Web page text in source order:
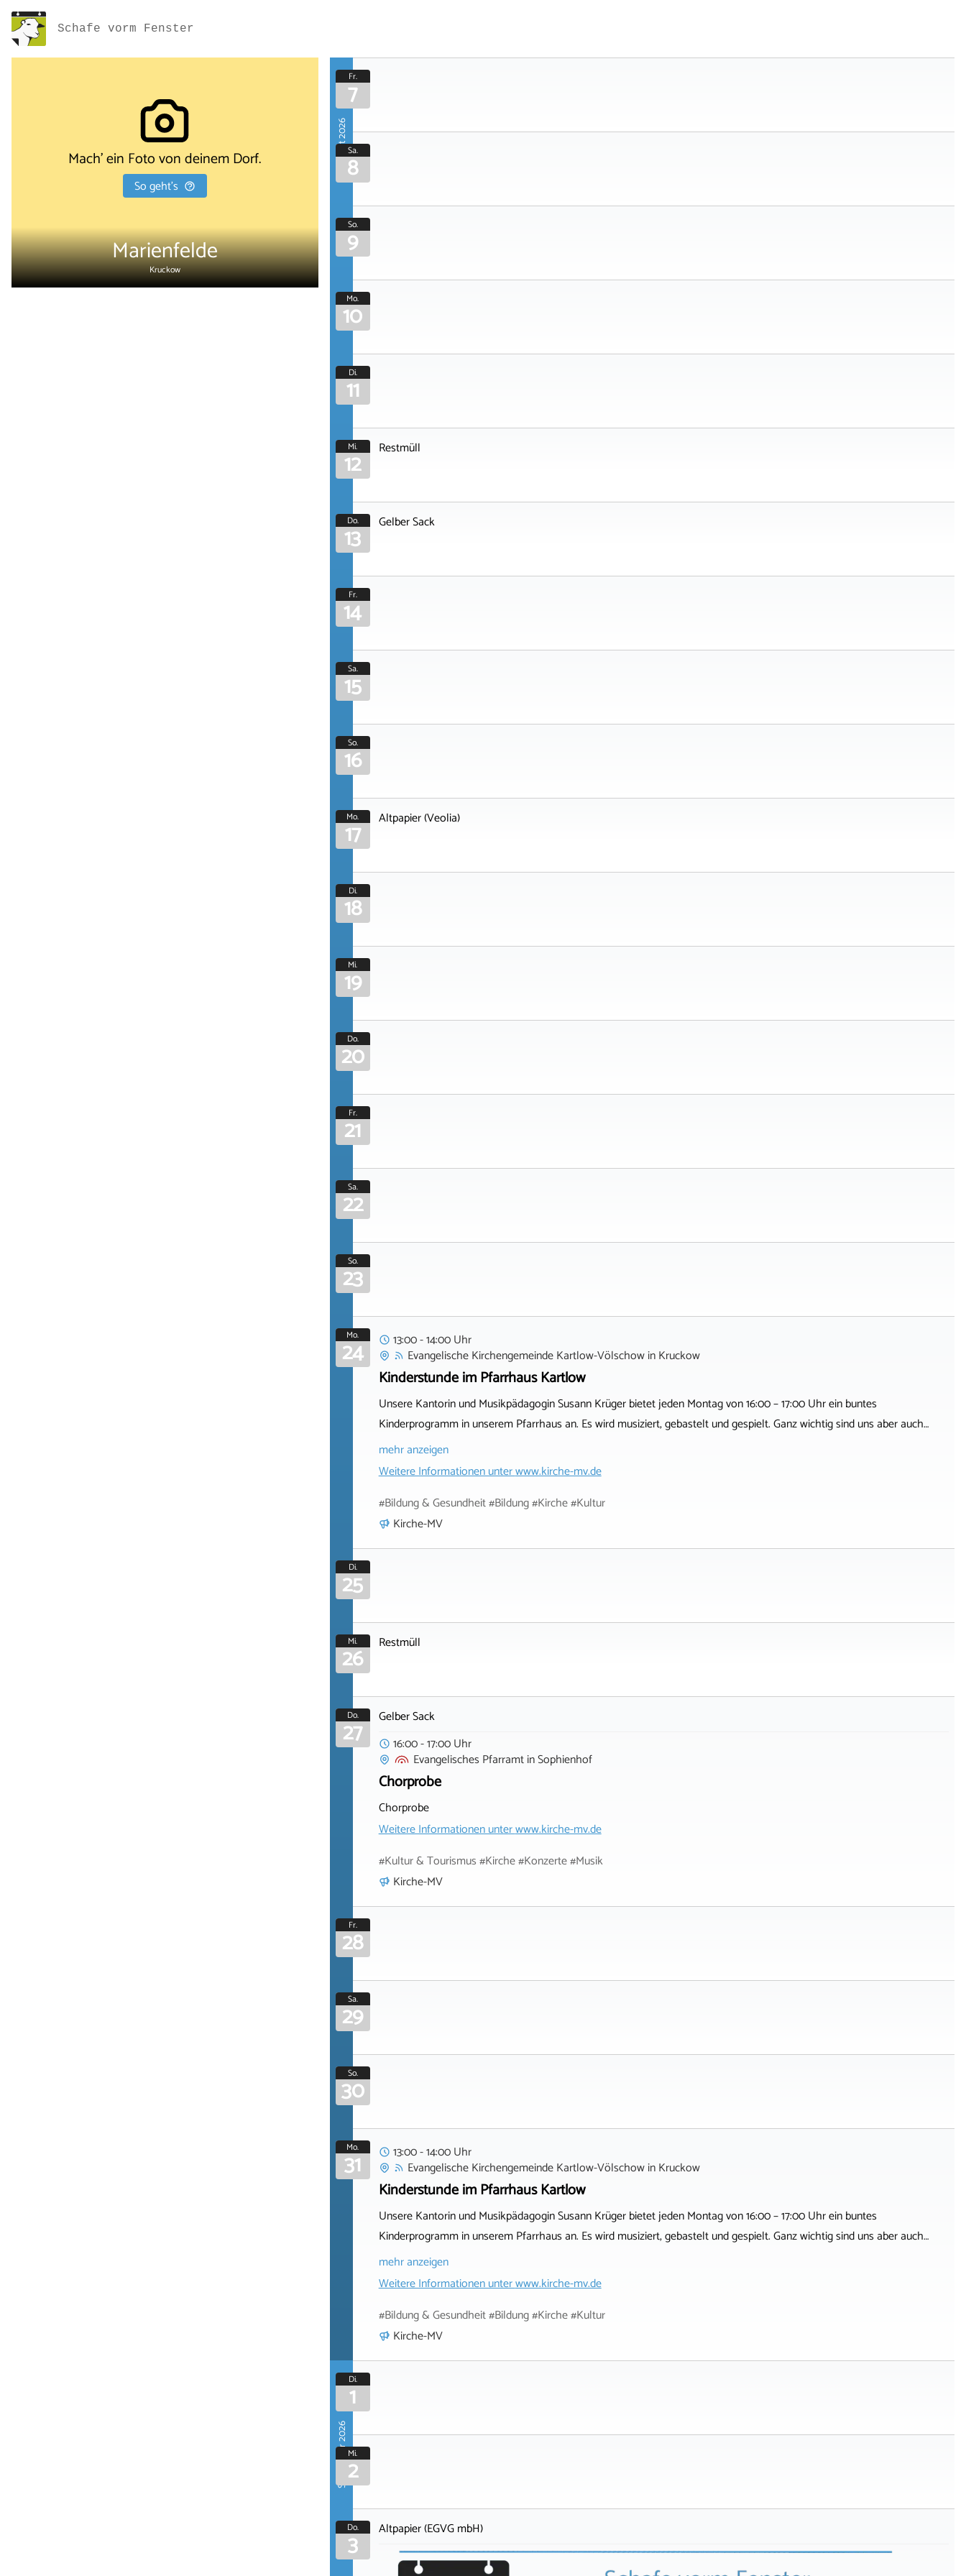
Schafe vorm Fenster
Mach' ein Foto von deinem Dorf.
So geht's
Marienfelde
Kruckow
August 2026
Fr.
7
Sa.
8
So.
9
Mo.
10
Di.
11
Mi.
12 Restmüll
Do.
13 Gelber Sack
Fr.
14
Sa.
15
So.
16
Mo.
17 Altpapier (Veolia)
Di.
18
Mi.
19
Do.
20
Fr.
21
Sa.
22
So.
23
Mo.
24
13:00 - 14:00 Uhr
Evangelische Kirchengemeinde Kartlow-VölschowinKruckow
Kinderstunde im Pfarrhaus Kartlow
Unsere Kantorin und Musikpädagogin Susann Krüger bietet jeden Montag von 16:00 – 17:00 Uhr ein buntes
Kinderprogramm in unserem Pfarrhaus an. Es wird musiziert, gebastelt und gespielt. Ganz wichtig sind uns aber auch…
mehr anzeigen
Weitere Informationen unterwww.kirche-mv.de
#Bildung & Gesundheit #Bildung #Kirche #Kultur
Kirche-MV
Di.
25
Mi.
26 Restmüll
Do.
27
Gelber Sack
16:00 - 17:00 Uhr
Evangelisches PfarramtinSophienhof
Chorprobe
Chorprobe
Weitere Informationen unterwww.kirche-mv.de
#Kultur & Tourismus #Kirche #Konzerte #Musik
Kirche-MV
Fr.
28
Sa.
29
So.
30
Mo.
31
13:00 - 14:00 Uhr
Evangelische Kirchengemeinde Kartlow-VölschowinKruckow
Kinderstunde im Pfarrhaus Kartlow
Unsere Kantorin und Musikpädagogin Susann Krüger bietet jeden Montag von 16:00 – 17:00 Uhr ein buntes
Kinderprogramm in unserem Pfarrhaus an. Es wird musiziert, gebastelt und gespielt. Ganz wichtig sind uns aber auch…
mehr anzeigen
Weitere Informationen unterwww.kirche-mv.de
#Bildung & Gesundheit #Bildung #Kirche #Kultur
Kirche-MV
September 2026
Di.
1
Mi.
2
Do.
3 Altpapier (EGVG mbH)